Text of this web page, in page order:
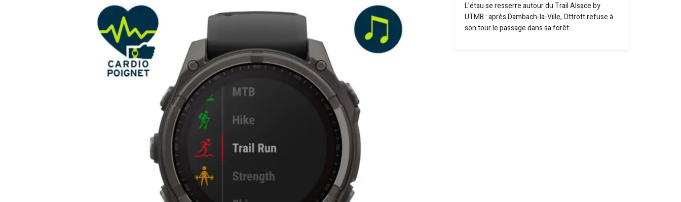
L’étau se resserre autour du Trail Alsace by
UTMB : après Dambach-la-Ville, Ottrott refuse à
son tour le passage dans sa forêt